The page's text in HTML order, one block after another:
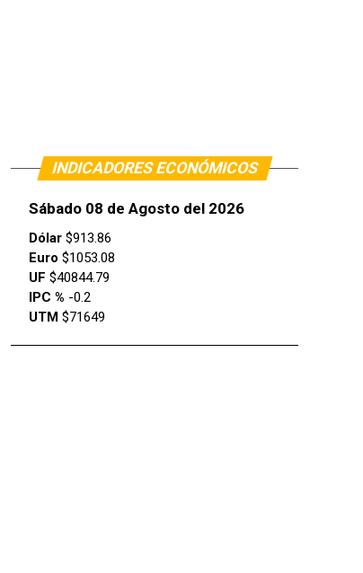
INDICADORES ECONÓMICOS
Sábado 08 de Agosto del 2026
Dólar $913.86
Euro $1053.08
UF $40844.79
IPC % -0.2
UTM $71649